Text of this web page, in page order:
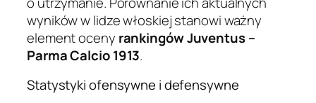
wyników w lidze włoskiej stanowi ważny
element oceny rankingów Juventus –
Parma Calcio 1913.
Statystyki ofensywne i defensywne